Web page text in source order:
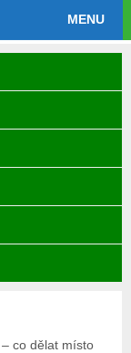
MENU
co dělat místo